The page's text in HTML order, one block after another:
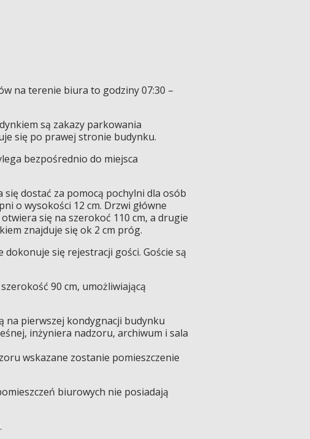
na terenie biura to godziny 07:30 –
są zakazy parkowania
się po prawej stronie budynku.
bezpośrednio do miejsca
dostać za pomocą pochylni dla osób
o wysokości 12 cm. Drzwi główne
się na szerokoć 110 cm, a drugie
znajduje się ok 2 cm próg.
się rejestracji gości. Goście są
90 cm, umożliwiającą
na pierwszej kondygnacji budynku
inżyniera nadzoru, archiwum i sala
wskazane zostanie pomieszczenie
biurowych nie posiadają